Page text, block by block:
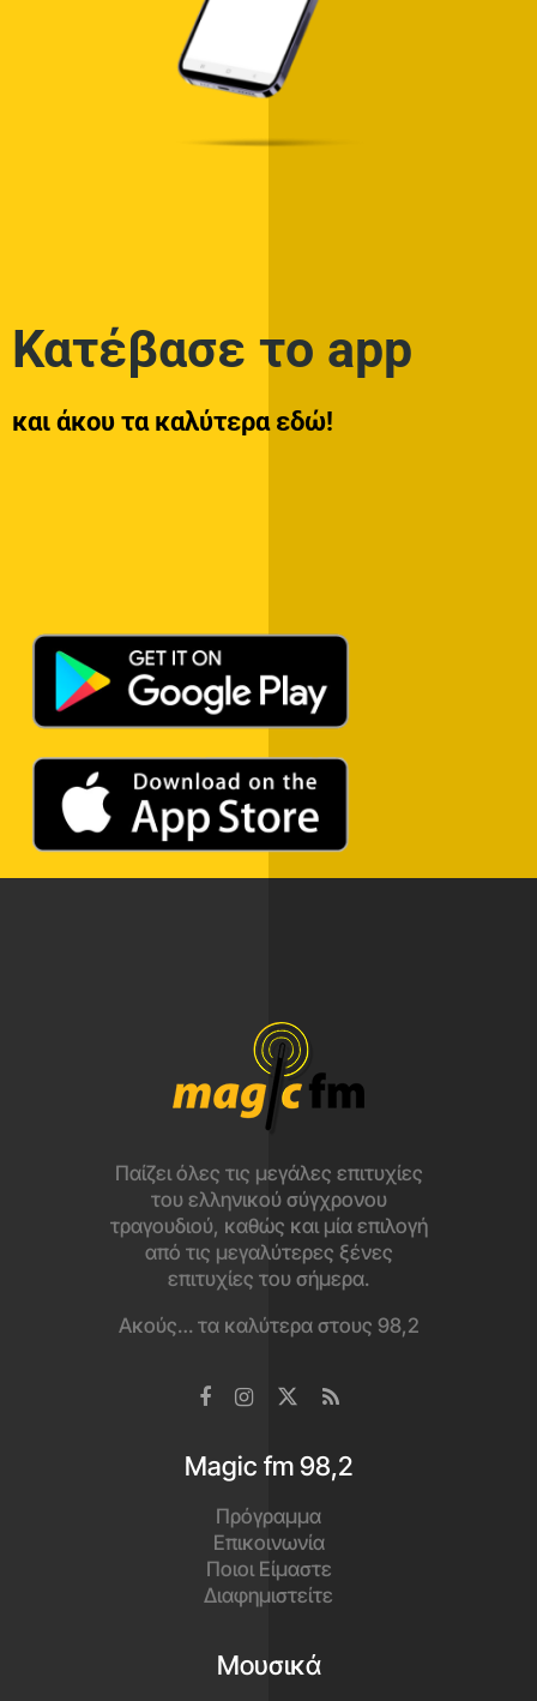
Κατέβασε το app
και άκου τα καλύτερα εδώ!
Παίζει όλες τις μεγάλες επιτυχίες
του ελληνικού σύγχρονου
τραγουδιού, καθώς και μία επιλογή
από τις μεγαλύτερες ξένες
επιτυχίες του σήμερα.
Ακούς… τα καλύτερα στους 98,2
Magic fm 98,2
Πρόγραμμα
Επικοινωνία
Ποιοι Είμαστε
Διαφημιστείτε
Μουσικά